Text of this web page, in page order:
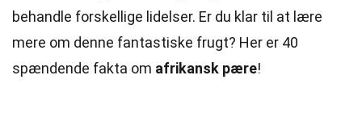
behandle forskellige lidelser. Er du klar til at lære
mere om denne fantastiske frugt? Her er 40
spændende fakta om afrikansk pære!